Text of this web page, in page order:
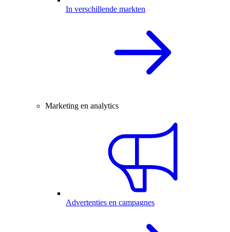
In verschillende markten
Marketing en analytics
Advertenties en campagnes